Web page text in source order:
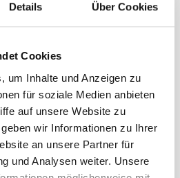
Details Über Cookies
Cookies
um Inhalte und Anzeigen zu
für soziale Medien anbieten
auf unsere Website zu
wir Informationen zu Ihrer
an unsere Partner für
und Analysen weiter. Unsere
bedruckt
cm